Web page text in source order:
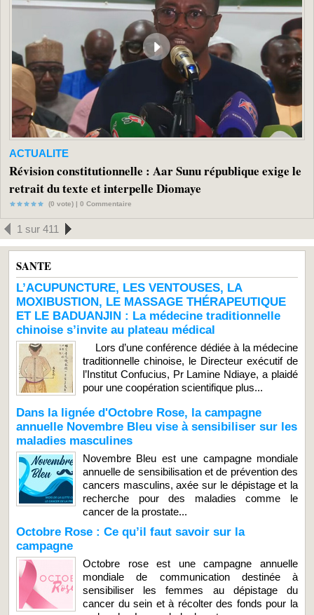
ACTUALITE
Révision constitutionnelle : Aar Sunu république exige le
retrait du texte et interpelle Diomaye
(0 vote) | 0 Commentaire
1 sur 411
SANTE
L’ACUPUNCTURE, LES VENTOUSES, LA
MOXIBUSTION, LE MASSAGE THÉRAPEUTIQUE
ET LE BADUANJIN : La médecine traditionnelle
chinoise s’invite au plateau médical
Lors d’une conférence dédiée à la médecine
traditionnelle chinoise, le Directeur exécutif de
l’Institut Confucius, Pr Lamine Ndiaye, a plaidé
pour une coopération scientifique plus...
Dans la lignée d'Octobre Rose, la campagne
annuelle Novembre Bleu vise à sensibiliser sur les
maladies masculines
Novembre Bleu est une campagne mondiale
annuelle de sensibilisation et de prévention des
cancers masculins, axée sur le dépistage et la
recherche pour des maladies comme le
cancer de la prostate...
Octobre Rose : Ce qu’il faut savoir sur la
campagne
Octobre rose est une campagne annuelle
mondiale de communication destinée à
sensibiliser les femmes au dépistage du
cancer du sein et à récolter des fonds pour la